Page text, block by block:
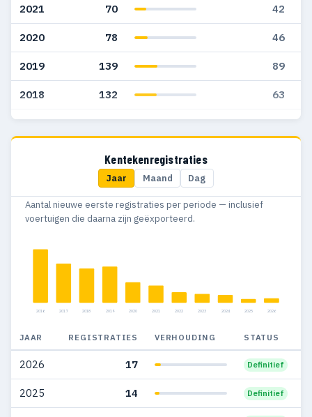
2021 70 42
2020 78 46
2019 139 89
2018 132 63
2017 151 84
207
2014 273
332
128
2009 274 74
2008 333 94
2007 286 99
Kentekenregistraties
Jaar Maand Dag
Aantal nieuwe eerste registraties per periode — inclusief
voertuigen die daarna zijn geëxporteerd.
2016 2017 2018 2019 2020 2021 2022 2023 2024 2025 2026
JAAR REGISTRATIES VERHOUDING STATUS
2026 17 Definitief
2025 14 Definitief